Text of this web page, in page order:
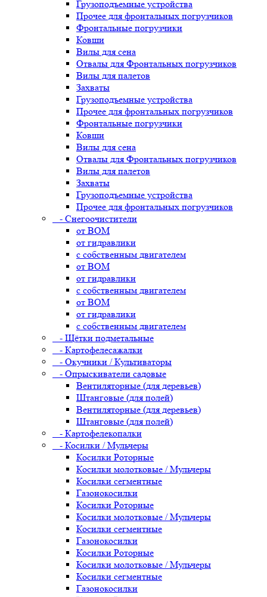
Грузоподъемные устройства
Прочее для фронтальных погрузчиков
Фронтальные погрузчики
Ковши
Вилы для сена
Отвалы для Фронтальных погрузчиков
Вилы для палетов
Захваты
Грузоподъемные устройства
Прочее для фронтальных погрузчиков
Фронтальные погрузчики
Ковши
Вилы для сена
Отвалы для Фронтальных погрузчиков
Вилы для палетов
Захваты
Грузоподъемные устройства
Прочее для фронтальных погрузчиков
- Снегоочистители
от ВОМ
от гидравлики
с собственным двигателем
от ВОМ
от гидравлики
с собственным двигателем
от ВОМ
от гидравлики
с собственным двигателем
- Щётки подметальные
- Картофелесажалки
- Окучники / Культиваторы
- Опрыскиватели садовые
Вентиляторные (для деревьев)
Штанговые (для полей)
Вентиляторные (для деревьев)
Штанговые (для полей)
- Картофелекопалки
- Косилки / Мульчеры
Косилки Роторные
Косилки молотковые / Мульчеры
Косилки сегментные
Газонокосилки
Косилки Роторные
Косилки молотковые / Мульчеры
Косилки сегментные
Газонокосилки
Косилки Роторные
Косилки молотковые / Мульчеры
Косилки сегментные
Газонокосилки